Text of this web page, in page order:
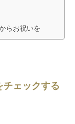
らお祝いを
チェックする